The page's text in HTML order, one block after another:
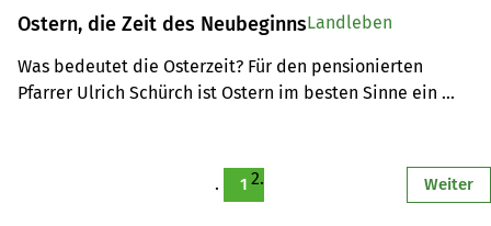
Ostern, die Zeit des Neubeginns
Was bedeutet die Osterzeit? Für den pensionierten
Pfarrer Ulrich Schürch ist Ostern im besten Sinne ein
Landleben
1 Weiter